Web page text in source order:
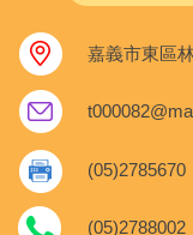
嘉義市東區
(05)2785670
(05)2788002